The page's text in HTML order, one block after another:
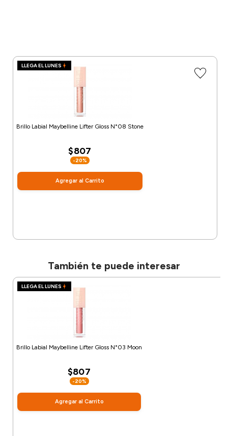
LLEGA EL LUNES
Brillo Labial Maybelline Lifter Gloss N°08 Stone
$807
-20%
Agregar al Carrito
También te puede interesar
LLEGA EL LUNES
Brillo Labial Maybelline Lifter Gloss N°03 Moon
$807
-20%
Agregar al Carrito